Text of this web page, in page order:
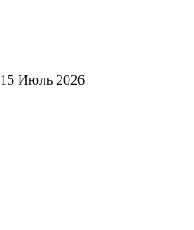
15 Июль 2026